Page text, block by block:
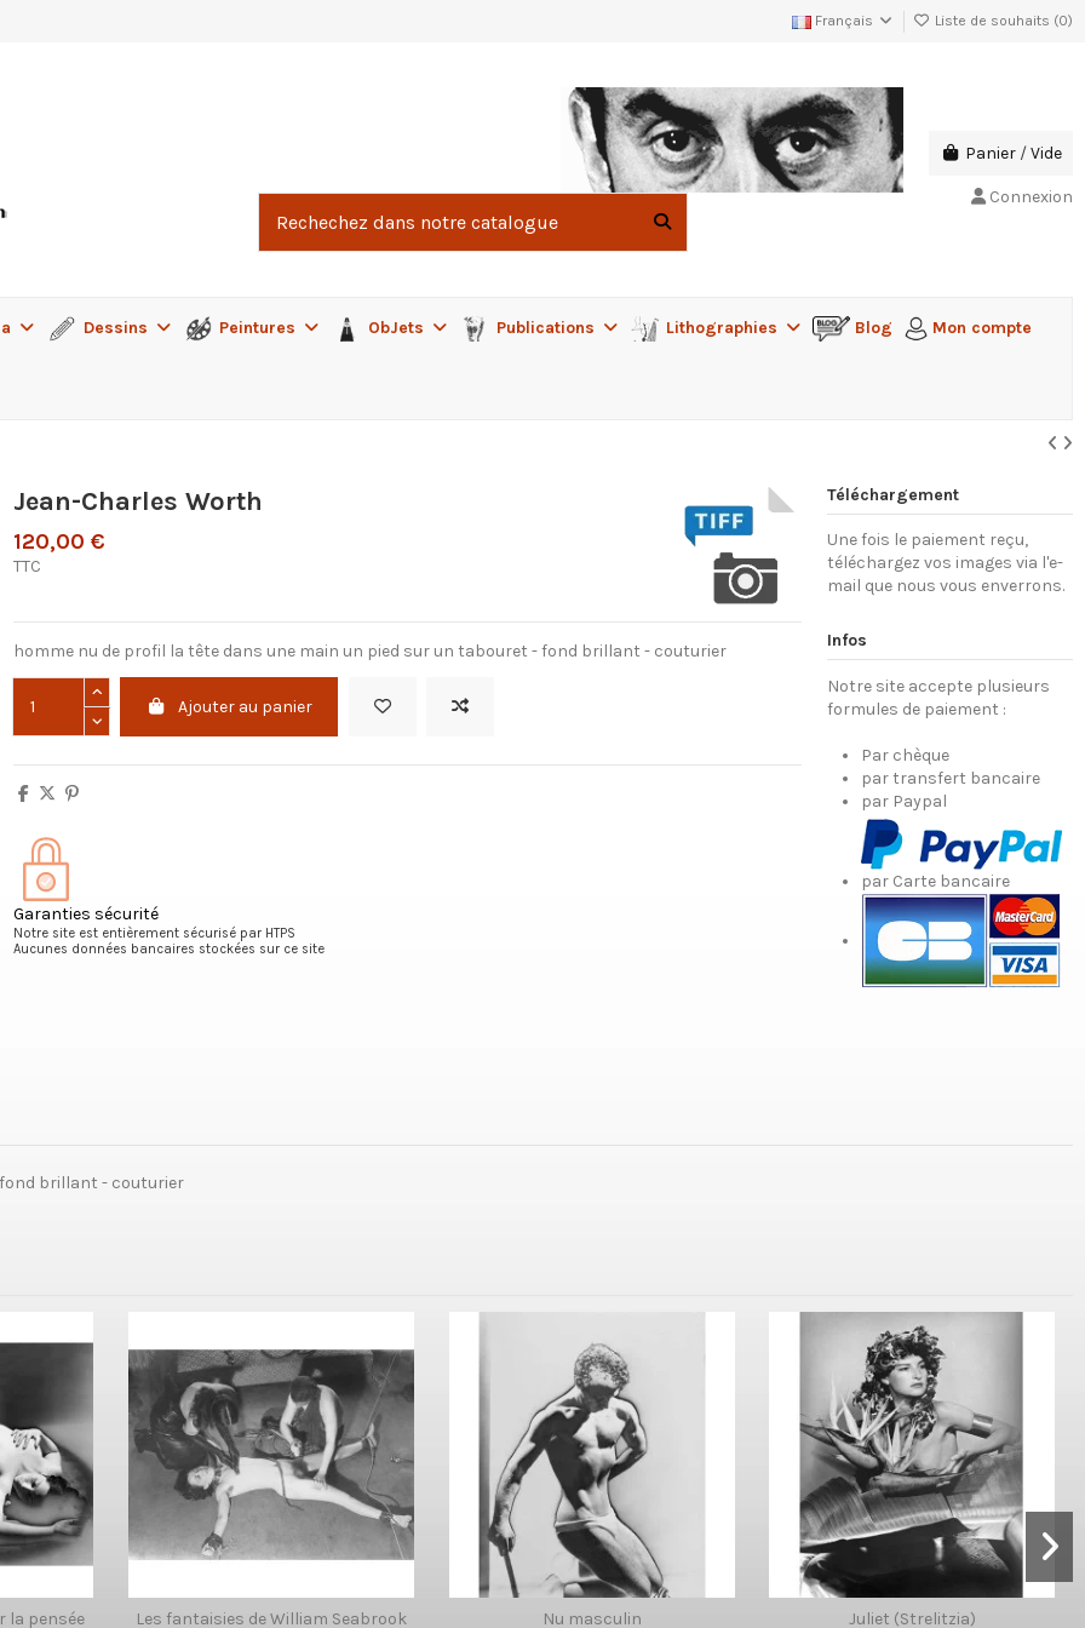
Français Liste de souhaits (0)
Panier /Vide
Connexion
Dessins Peintures ObJets Publications Lithographies Blog Mon compte
Jean-Charles Worth
120,00 €
TTC
homme nu de profil la tête dans une main un pied sur un tabouret - fond brillant - couturier
Ajouter au panier
Garanties sécurité
Notre site est entièrement sécurisé par HTPS
Aucunes données bancaires stockées sur ce site
Téléchargement
Une fois le paiement reçu,
téléchargez vos images via l'e-
mail que nous vous enverrons.
Infos
Notre site accepte plusieurs
formules de paiement :
Par chèque
par transfert bancaire
par Paypal
par Carte bancaire
brillant - couturier
la pensée Les fantaisies de William Seabrook Nu masculin Juliet (Strelitzia)